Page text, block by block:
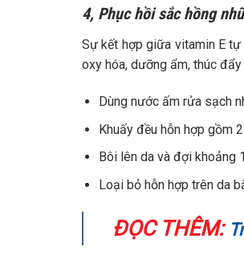
4, Phục hồi sắc hồng
Sự kết hợp giữa vitamin E
oxy hóa, dưỡng ẩm, thúc
Dùng nước ấm rửa sạch
Khuấy đều hỗn hợp gồm
Bôi lên da và đợi khoảng
Loại bỏ hỗn hợp trên da
ĐỌC THÊM: